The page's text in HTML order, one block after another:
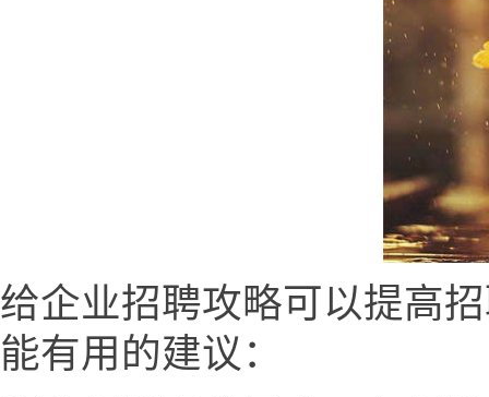
给企业招聘攻略可以提高
能有用的建议：